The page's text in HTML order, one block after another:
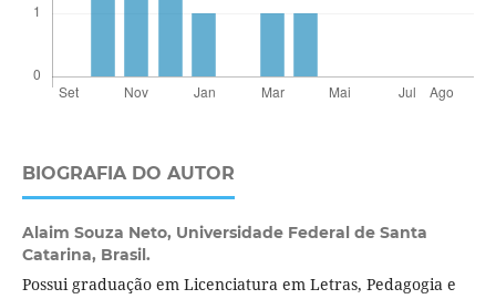
BIOGRAFIA DO AUTOR
Alaim Souza Neto, Universidade Federal de Santa
Catarina, Brasil.
Possui graduação em Licenciatura em Letras, Pedagogia e